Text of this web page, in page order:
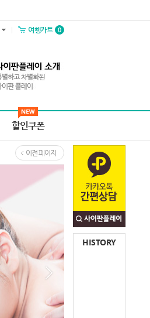
여행카트 0
할인쿠폰
이전 페이지
HISTORY